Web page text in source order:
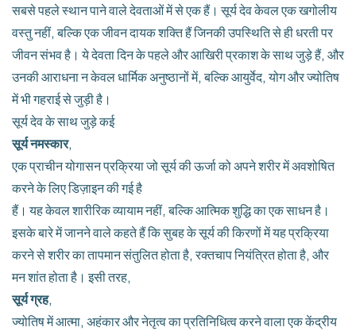
सबसे पहले स्थान पाने वाले देवताओं में से एक हैं। सूर्य देव केवल एक खगोलीय
वस्तु नहीं, बल्कि एक जीवन दायक शक्ति हैं जिनकी उपस्थिति से ही धरती पर
जीवन संभव है। ये देवता दिन के पहले और आखिरी प्रकाश के साथ जुड़े हैं, और
उनकी आराधना न केवल धार्मिक अनुष्ठानों में, बल्कि आयुर्वेद, योग और ज्योतिष
में भी गहराई से जुड़ी है।
सूर्य देव के साथ जुड़े कई
सूर्य नमस्कार,
एक प्राचीन योगासन प्रक्रिया जो सूर्य की ऊर्जा को अपने शरीर में अवशोषित
करने के लिए डिज़ाइन की गई है
हैं। यह केवल शारीरिक व्यायाम नहीं, बल्कि आत्मिक शुद्धि का एक साधन है।
इसके बारे में जानने वाले कहते हैं कि सुबह के सूर्य की किरणों में यह प्रक्रिया
करने से शरीर का तापमान संतुलित होता है, रक्तचाप नियंत्रित होता है, और
मन शांत होता है। इसी तरह,
सूर्य ग्रह,
ज्योतिष में आत्मा, अहंकार और नेतृत्व का प्रतिनिधित्व करने वाला एक केंद्रीय